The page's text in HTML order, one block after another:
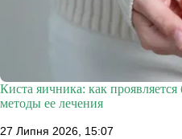
Киста яичника: как проявляется
методы ее лечения
27 Липня 2026, 15:07